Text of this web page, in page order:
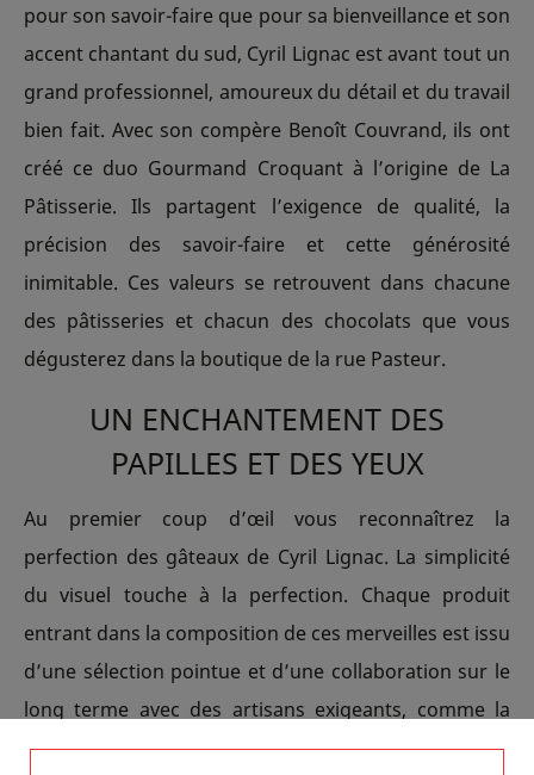
pour son savoir-faire que pour sa bienveillance et son
accent chantant du sud, Cyril Lignac est avant tout un
grand professionnel, amoureux du détail et du travail
bien fait. Avec son compère Benoît Couvrand, ils ont
créé ce duo Gourmand Croquant à l’origine de La
Pâtisserie. Ils partagent l’exigence de qualité, la
précision des savoir-faire et cette générosité
inimitable. Ces valeurs se retrouvent dans chacune
des pâtisseries et chacun des chocolats que vous
dégusterez dans la boutique de la rue Pasteur.
UN ENCHANTEMENT DES
PAPILLES ET DES YEUX
Au premier coup d’œil vous reconnaîtrez la
perfection des gâteaux de Cyril Lignac. La simplicité
du visuel touche à la perfection. Chaque produit
entrant dans la composition de ces merveilles est issu
d’une sélection pointue et d’une collaboration sur le
long terme avec des artisans exigeants, comme la
Minoterie Viron pour les farines et L’Or des Prés pour